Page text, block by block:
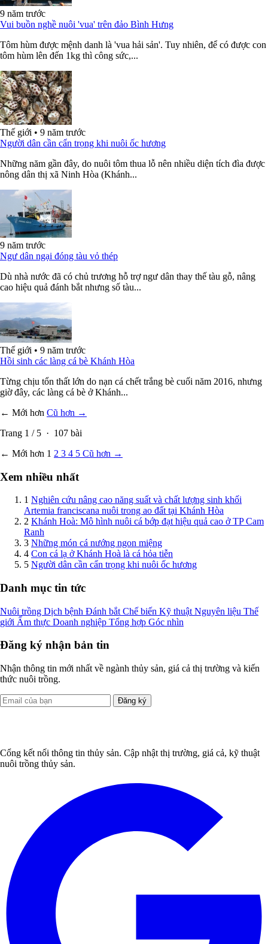
9 năm trước
Vui buồn nghề nuôi 'vua' trên đảo Bình Hưng
Tôm hùm được mệnh danh là 'vua hải sản'. Tuy nhiên, để có được con
tôm hùm lên đến 1kg thì công sức,...
Thế giới • 9 năm trước
Người dân cần cẩn trọng khi nuôi ốc hương
Những năm gần đây, do nuôi tôm thua lỗ nên nhiều diện tích đìa được
nông dân thị xã Ninh Hòa (Khánh...
9 năm trước
Ngư dân ngại đóng tàu vỏ thép
Dù nhà nước đã có chủ trương hỗ trợ ngư dân thay thế tàu gỗ, nâng
cao hiệu quả đánh bắt nhưng số tàu...
Thế giới • 9 năm trước
Hồi sinh các làng cá bè Khánh Hòa
Từng chịu tổn thất lớn do nạn cá chết trắng bè cuối năm 2016, nhưng
giờ đây, các làng cá bè ở Khánh...
← Mới hơn Cũ hơn →
Trang 1 / 5 · 107 bài
← Mới hơn 1 2 3 4 5 Cũ hơn →
Xem nhiều nhất
1 Nghiên cứu nâng cao năng suất và chất lượng sinh khối
Artemia franciscana nuôi trong ao đất tại Khánh Hòa
2 Khánh Hoà: Mô hình nuôi cá bớp đạt hiệu quả cao ở TP Cam
Ranh
3 Những món cá nướng ngon miệng
4 Con cá lạ ở Khánh Hoà là cá hỏa tiễn
5 Người dân cần cẩn trọng khi nuôi ốc hương
Danh mục tin tức
Nuôi trồng Dịch bệnh Đánh bắt Chế biến Kỹ thuật Nguyên liệu Thế
giới Ẩm thực Doanh nghiệp Tổng hợp Góc nhìn
Đăng ký nhận bản tin
Nhận thông tin mới nhất về ngành thủy sản, giá cả thị trường và kiến
thức nuôi trồng.
Đăng ký
Cổng kết nối thông tin thủy sản. Cập nhật thị trường, giá cả, kỹ thuật
nuôi trồng thủy sản.